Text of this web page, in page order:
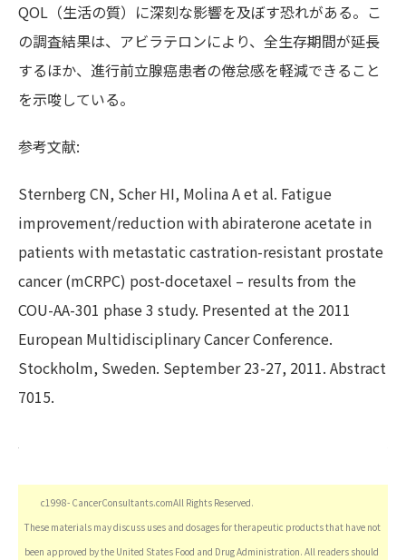
QOL（生活の質）に深刻な影響を及ぼす恐れがある。こ
の調査結果は、アビラテロンにより、全生存期間が延長
するほか、進行前立腺癌患者の倦怠感を軽減できること
を示唆している。
参考文献:
Sternberg CN, Scher HI, Molina A et al. Fatigue
improvement/reduction with abiraterone acetate in
patients with metastatic castration-resistant prostate
cancer (mCRPC) post-docetaxel – results from the
COU-AA-301 phase 3 study. Presented at the 2011
European Multidisciplinary Cancer Conference.
Stockholm, Sweden. September 23-27, 2011. Abstract
7015.
c1998- CancerConsultants.comAll Rights Reserved.
These materials may discuss uses and dosages for therapeutic products that have not
been approved by the United States Food and Drug Administration. All readers should